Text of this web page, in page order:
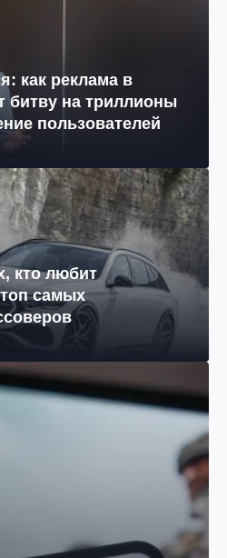
как реклама в
битву на триллионы
пользователей
кто любит
самых